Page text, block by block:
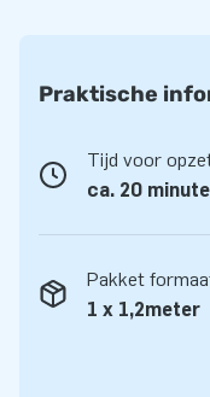
nu je professionele
Praktische
Tijd voor
ca. 20
Pakket
1 x 1,2meter